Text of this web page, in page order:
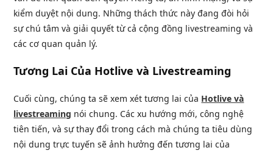
kiểm duyệt nội dung. Những thách thức này đang đòi hỏi
sự chú tâm và giải quyết từ cả cộng đồng livestreaming và
các cơ quan quản lý.
Tương Lai Của Hotlive và Livestreaming
Cuối cùng, chúng ta sẽ xem xét tương lai của Hotlive và
livestreaming nói chung. Các xu hướng mới, công nghệ
tiên tiến, và sự thay đổi trong cách mà chúng ta tiêu dùng
nội dung trực tuyến sẽ ảnh hưởng đến tương lai của